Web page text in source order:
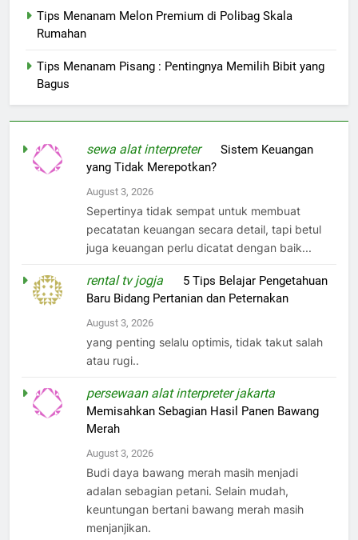
Tips Menanam Melon Premium di Polibag Skala
Rumahan
Tips Menanam Pisang : Pentingnya Memilih Bibit yang
Bagus
sewa alat interpreteronSistem Keuangan
yang Tidak Merepotkan?
August 3, 2026
Sepertinya tidak sempat untuk membuat
pecatatan keuangan secara detail, tapi betul
juga keuangan perlu dicatat dengan baik...
rental tv jogja
5 Tips Belajar Pengetahuan
Baru Bidang Pertanian dan Peternakan
August 3, 2026
yang penting selalu optimis, tidak takut salah
atau rugi..
persewaan alat interpreter jakarta
Memisahkan Sebagian Hasil Panen Bawang
Merah
August 3, 2026
Budi daya bawang merah masih menjadi
adalan sebagian petani. Selain mudah,
keuntungan bertani bawang merah masih
menjanjikan.